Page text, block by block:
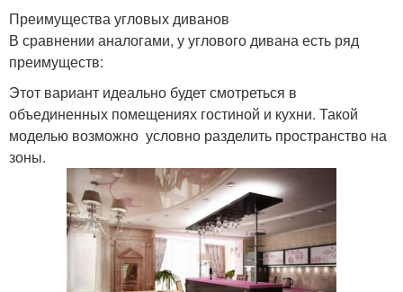
Преимущества угловых диванов
В сравнении аналогами, у углового дивана есть ряд
преимуществ:
Этот вариант идеально будет смотреться в
объединенных помещениях гостиной и кухни. Такой
моделью возможно условно разделить пространство на
зоны.